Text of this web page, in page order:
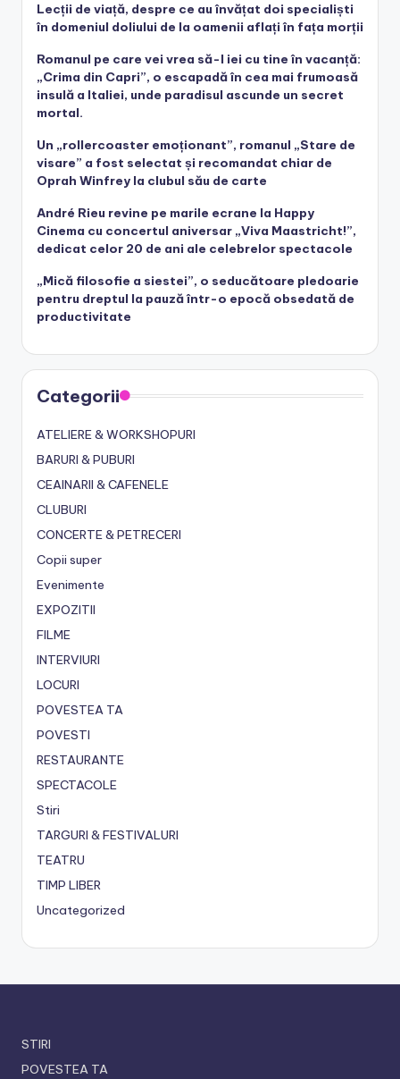
Lecții de viață, despre ce au învățat doi specialiști
în domeniul doliului de la oamenii aflați în fața morții
Romanul pe care vei vrea să-l iei cu tine în vacanță:
„Crima din Capri”, o escapadă în cea mai frumoasă
insulă a Italiei, unde paradisul ascunde un secret
mortal.
Un „rollercoaster emoționant”, romanul „Stare de
visare” a fost selectat și recomandat chiar de
Oprah Winfrey la clubul său de carte
André Rieu revine pe marile ecrane la Happy
Cinema cu concertul aniversar „Viva Maastricht!”,
dedicat celor 20 de ani ale celebrelor spectacole
„Mică filosofie a siestei”, o seducătoare pledoarie
pentru dreptul la pauză într-o epocă obsedată de
productivitate
Categorii
ATELIERE & WORKSHOPURI
BARURI & PUBURI
CEAINARII & CAFENELE
CLUBURI
CONCERTE & PETRECERI
Copii super
Evenimente
EXPOZITII
FILME
INTERVIURI
LOCURI
POVESTEA TA
POVESTI
RESTAURANTE
SPECTACOLE
Stiri
TARGURI & FESTIVALURI
TEATRU
TIMP LIBER
Uncategorized
STIRI
POVESTEA TA